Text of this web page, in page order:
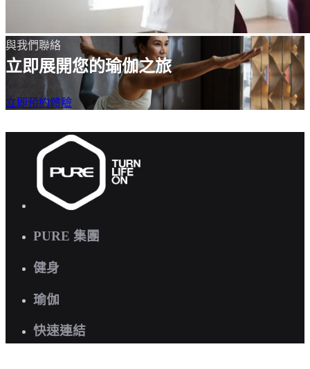
與我們聯絡
立即展開您的瑜伽之旅
立即預約體驗
PURE 集團
健身
瑜伽
快速連結